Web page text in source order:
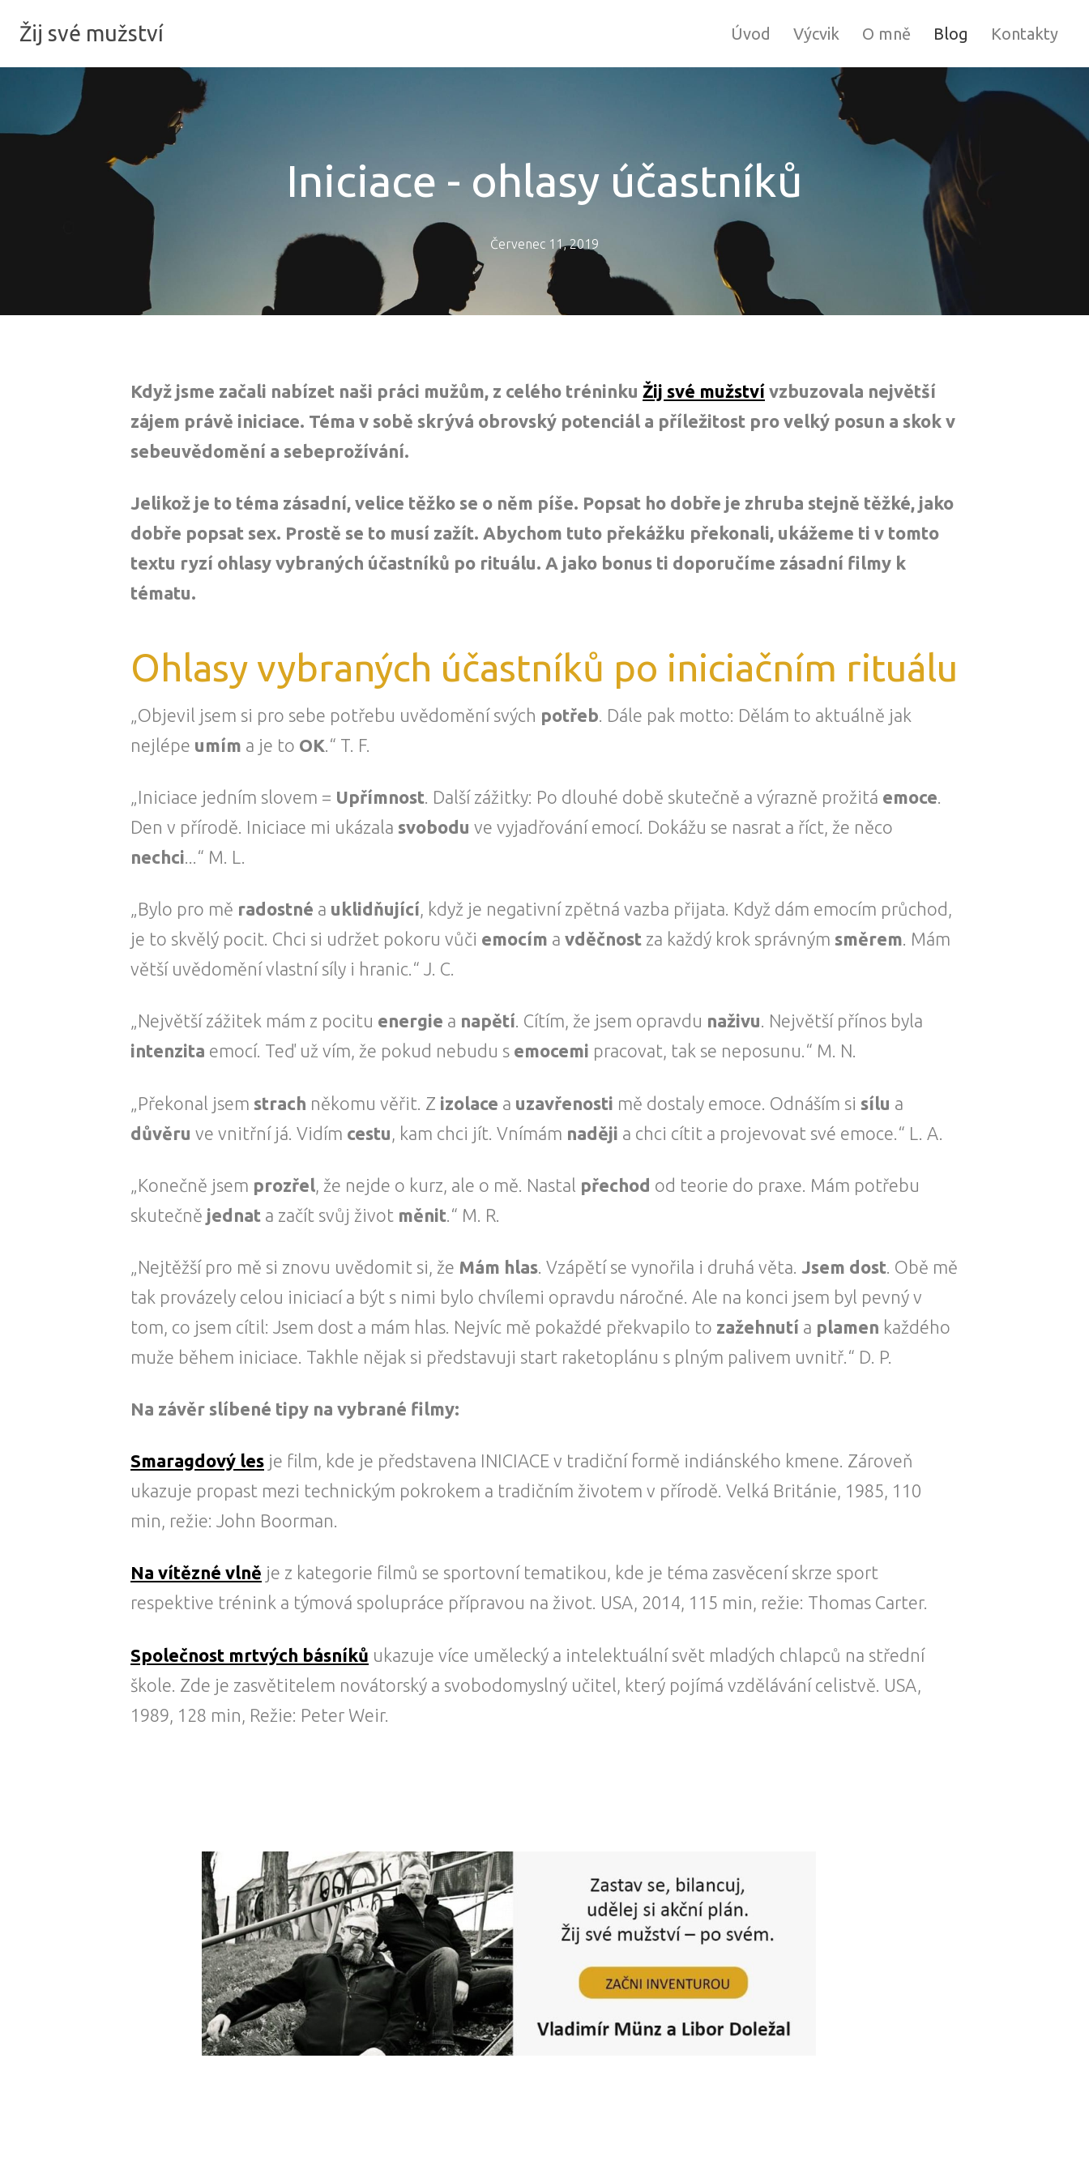
Žij své mužství Úvod Výcvik O mně Blog Kontakty
Iniciace - ohlasy účastníků
Červenec 11, 2019
Když jsme začali nabízet naši práci mužům, z celého tréninku Žij své mužství vzbuzovala největší
zájem právě iniciace. Téma v sobě skrývá obrovský potenciál a příležitost pro velký posun a skok v
sebeuvědomění a sebeprožívání.
Jelikož je to téma zásadní, velice těžko se o něm píše. Popsat ho dobře je zhruba stejně těžké, jako
dobře popsat sex. Prostě se to musí zažít. Abychom tuto překážku překonali, ukážeme ti v tomto
textu ryzí ohlasy vybraných účastníků po rituálu. A jako bonus ti doporučíme zásadní filmy k
tématu.
Ohlasy vybraných účastníků po iniciačním rituálu
„Objevil jsem si pro sebe potřebu uvědomění svých potřeb . Dále pak motto: Dělám to aktuálně jak
nejlépe umím a je to OK .“ T. F.
„Iniciace jedním slovem = Upřímnost . Další zážitky: Po dlouhé době skutečně a výrazně prožitá emoce
Den v přírodě. Iniciace mi ukázala svobodu ve vyjadřování emocí. Dokážu se nasrat a říct, že něco
nechci ...“ M. L.
„Bylo pro mě radostné a uklidňující, když je negativní zpětná vazba přijata. Když dám emocím průchod,
je to skvělý pocit. Chci si udržet pokoru vůči emocím a vděčnost za každý krok správným směrem. Mám
větší uvědomění vlastní síly i hranic.“ J. C.
„Největší zážitek mám z pocitu energie a napětí. Cítím, že jsem opravdu naživu. Největší přínos byla
intenzita emocí. Teď už vím, že pokud nebudu s emocemi pracovat, tak se neposunu.“ M. N.
„Překonal jsem strach někomu věřit. Z izolace a uzavřenosti mě dostaly emoce. Odnáším si sílu a
důvěru ve vnitřní já. Vidím cestu , kam chci jít. Vnímám naději a chci cítit a projevovat své emoce.“ L. A.
„Konečně jsem prozřel , že nejde o kurz, ale o mě. Nastal přechod od teorie do praxe. Mám potřebu
skutečně jednat a začít svůj život měnit .“ M. R.
„Nejtěžší pro mě si znovu uvědomit si, že Mám hlas . Vzápětí se vynořila i druhá věta. Jsem dost . Obě mě
tak provázely celou iniciací a být s nimi bylo chvílemi opravdu náročné. Ale na konci jsem byl pevný v
tom, co jsem cítil: Jsem dost a mám hlas. Nejvíc mě pokaždé překvapilo to zažehnutí a plamen každého
muže během iniciace. Takhle nějak si představuji start raketoplánu s plným palivem uvnitř.“ D. P.
Na závěr slíbené tipy na vybrané filmy:
Smaragdový les je film, kde je představena INICIACE v tradiční formě indiánského kmene. Zároveň
ukazuje propast mezi technickým pokrokem a tradičním životem v přírodě. Velká Británie, 1985, 110
min, režie: John Boorman.
Na vítězné vlně je z kategorie filmů se sportovní tematikou, kde je téma zasvěcení skrze sport
respektive trénink a týmová spolupráce přípravou na život. USA, 2014, 115 min, režie: Thomas Carter.
Společnost mrtvých básníků ukazuje více umělecký a intelektuální svět mladých chlapců na střední
škole. Zde je zasvětitelem novátorský a svobodomyslný učitel, který pojímá vzdělávání celistvě. USA,
1989, 128 min, Režie: Peter Weir.